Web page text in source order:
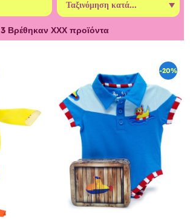
3Βρέθηκαν ΧΧΧ προϊόντα
-20%